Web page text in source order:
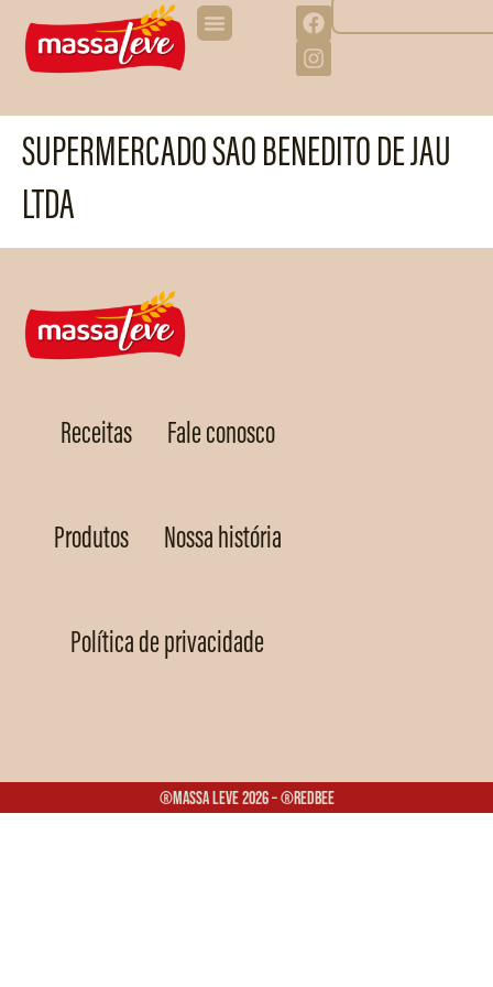
SUPERMERCADO SAO BENEDITO DE JAU
LTDA
Receitas Fale conosco
Produtos Nossa história
Política de privacidade
®Massa Leve 2026 – ®Redbee